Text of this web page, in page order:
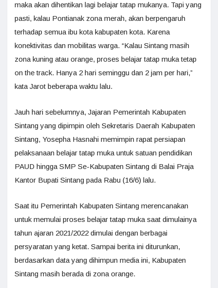
maka akan dihentikan lagi belajar tatap mukanya. Tapi yang
pasti, kalau Pontianak zona merah, akan berpengaruh
terhadap semua ibu kota kabupaten kota. Karena
konektivitas dan mobilitas warga. “Kalau Sintang masih
zona kuning atau orange, proses belajar tatap muka tetap
on the track. Hanya 2 hari seminggu dan 2 jam per hari,”
kata Jarot beberapa waktu lalu.
Jauh hari sebelumnya, Jajaran Pemerintah Kabupaten
Sintang yang dipimpin oleh Sekretaris Daerah Kabupaten
Sintang, Yosepha Hasnahi memimpin rapat persiapan
pelaksanaan belajar tatap muka untuk satuan pendidikan
PAUD hingga SMP Se-Kabupaten Sintang di Balai Praja
Kantor Bupati Sintang pada Rabu (16/6) lalu.
Saat itu Pemerintah Kabupaten Sintang merencanakan
untuk memulai proses belajar tatap muka saat dimulainya
tahun ajaran 2021/2022 dimulai dengan berbagai
persyaratan yang ketat. Sampai berita ini diturunkan,
berdasarkan data yang dihimpun media ini, Kabupaten
Sintang masih berada di zona orange.